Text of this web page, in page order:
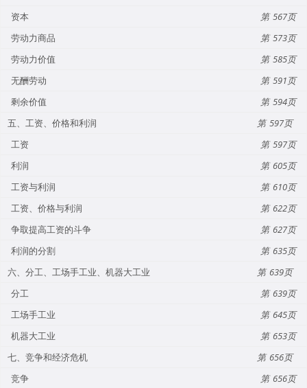
资本
567
劳动力商品
573
劳动力价值
585
无酬劳动
591
剩余价值
594
五、工资、价格和利润
597
工资
597
利润
605
工资与利润
610
工资、价格与利润
622
争取提高工资的斗争
627
利润的分割
635
六、分工、工场手工业、机器大工业
639
分工
639
工场手工业
645
机器大工业
653
七、竞争和经济危机
656
竞争
656